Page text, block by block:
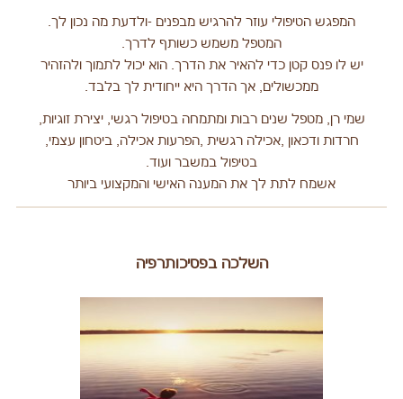
המפגש הטיפולי עוזר להרגיש מבפנים -ולדעת מה נכון לך.
המטפל משמש כשותף לדרך.
יש לו פנס קטן כדי להאיר את הדרך. הוא יכול לתמוך ולהזהיר
ממכשולים, אך הדרך היא ייחודית לך בלבד.
שמי רן, מטפל שנים רבות ומתמחה בטיפול רגשי, יצירת זוגיות,
חרדות ודכאון ,אכילה רגשית ,הפרעות אכילה, ביטחון עצמי,
בטיפול במשבר ועוד.
אשמח לתת לך את המענה האישי והמקצועי ביותר
השלכה בפסיכותרפיה